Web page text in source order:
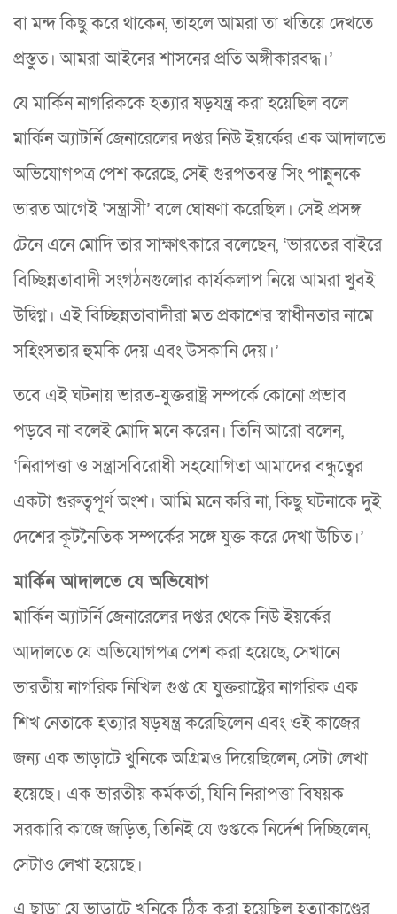
বা মন্দ কিছু করে থাকেন, তাহলে আমরা তা খতিয়ে দেখতে
প্রস্তুত। আমরা আইনের শাসনের প্রতি অঙ্গীকারবদ্ধ।’
যে মার্কিন নাগরিককে হত্যার ষড়যন্ত্র করা হয়েছিল বলে
মার্কিন অ্যাটর্নি জেনারেলের দপ্তর নিউ ইয়র্কের এক আদালতে
অভিযোগপত্র পেশ করেছে, সেই গুরপতবন্ত সিং পান্নুনকে
ভারত আগেই ‘সন্ত্রাসী’ বলে ঘোষণা করেছিল। সেই প্রসঙ্গ
টেনে এনে মোদি তার সাক্ষাৎকারে বলেছেন, ‘ভারতের বাইরে
বিচ্ছিন্নতাবাদী সংগঠনগুলোর কার্যকলাপ নিয়ে আমরা খুবই
উদ্বিগ্ন। এই বিচ্ছিন্নতাবাদীরা মত প্রকাশের স্বাধীনতার নামে
সহিংসতার হুমকি দেয় এবং উসকানি দেয়।’
তবে এই ঘটনায় ভারত-যুক্তরাষ্ট্র সম্পর্কে কোনো প্রভাব
পড়বে না বলেই মোদি মনে করেন। তিনি আরো বলেন,
‘নিরাপত্তা ও সন্ত্রাসবিরোধী সহযোগিতা আমাদের বন্ধুত্বের
একটা গুরুত্বপূর্ণ অংশ। আমি মনে করি না, কিছু ঘটনাকে দুই
দেশের কূটনৈতিক সম্পর্কের সঙ্গে যুক্ত করে দেখা উচিত।’
মার্কিন আদালতে যে অভিযোগ
মার্কিন অ্যাটর্নি জেনারেলের দপ্তর থেকে নিউ ইয়র্কের
আদালতে যে অভিযোগপত্র পেশ করা হয়েছে, সেখানে
ভারতীয় নাগরিক নিখিল গুপ্ত যে যুক্তরাষ্ট্রের নাগরিক এক
শিখ নেতাকে হত্যার ষড়যন্ত্র করেছিলেন এবং ওই কাজের
জন্য এক ভাড়াটে খুনিকে অগ্রিমও দিয়েছিলেন, সেটা লেখা
হয়েছে। এক ভারতীয় কর্মকর্তা, যিনি নিরাপত্তা বিষয়ক
সরকারি কাজে জড়িত, তিনিই যে গুপ্তকে নির্দেশ দিচ্ছিলেন,
সেটাও লেখা হয়েছে।
এ ছাড়া যে ভাড়াটে খুনিকে ঠিক করা হয়েছিল হত্যাকাণ্ডের